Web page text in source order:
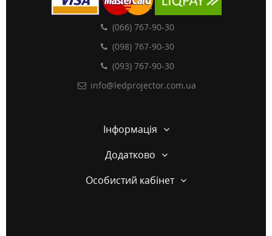
(066) 767-90-30
(098) 767-90-30
(093) 767-90-30
info@ledprojector.com.ua
Інформація
Додатково
Особистий кабінет